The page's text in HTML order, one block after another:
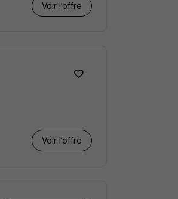
Voir l’offre
Voir l’offre